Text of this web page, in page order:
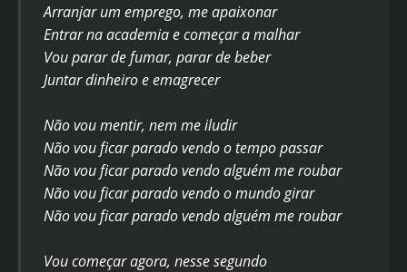
Arranjar um emprego, me apaixonar
Entrar na academia e começar a malhar
Vou parar de fumar, parar de beber
Juntar dinheiro e emagrecer
Não vou mentir, nem me iludir
Não vou ficar parado vendo o tempo passar
Não vou ficar parado vendo alguém me roubar
Não vou ficar parado vendo o mundo girar
Não vou ficar parado vendo alguém me roubar
Vou começar agora, nesse segundo